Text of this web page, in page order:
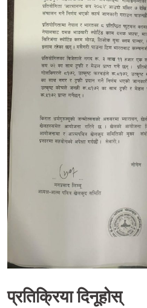
प्रतिक्रिया दिनूहोस्